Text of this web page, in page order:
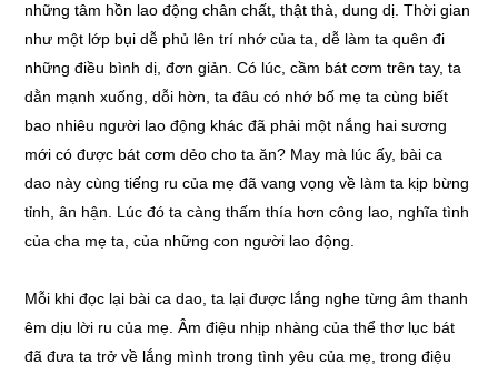
những tâm hồn lao động chân chất, thật thà, dung dị. Thời gian
như một lớp bụi dễ phủ lên trí nhớ của ta, dễ làm ta quên đi
những điều bình dị, đơn giản. Có lúc, cầm bát cơm trên tay, ta
dằn mạnh xuống, dỗi hờn, ta đâu có nhớ bố mẹ ta cùng biết
bao nhiêu người lao động khác đã phải một nắng hai sương
mới có được bát cơm dẻo cho ta ăn? May mà lúc ấy, bài ca
dao này cùng tiếng ru của mẹ đã vang vọng về làm ta kịp bừng
tỉnh, ân hận. Lúc đó ta càng thấm thía hơn công lao, nghĩa tình
của cha mẹ ta, của những con người lao động.
Mỗi khi đọc lại bài ca dao, ta lại được lắng nghe từng âm thanh
êm dịu lời ru của mẹ. Âm điệu nhịp nhàng của thể thơ lục bát
đã đưa ta trở về lắng mình trong tình yêu của mẹ, trong điệu